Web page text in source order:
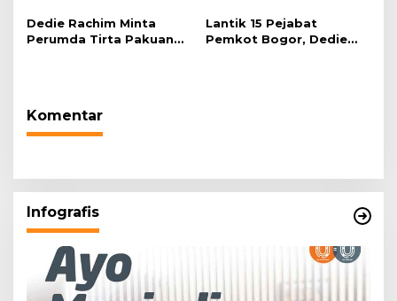
Dedie Rachim Minta
Perumda Tirta Pakuan
Lantik 15 Pejabat
Pemkot Bogor, Dedie
Komentar
Infografis